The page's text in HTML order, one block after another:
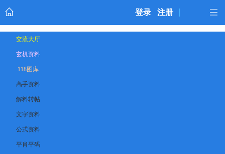
登录 注册
交流大厅
玄机资料
118图库
高手资料
解料转帖
文字资料
公式资料
平肖平码